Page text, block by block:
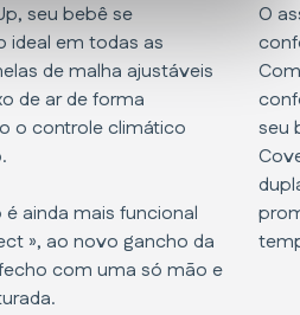
seu bebê se
ideal em todas as
de malha ajustáveis
de ar de forma
o controle climático
ainda mais funcional
», ao novo gancho da
com uma só mão e
O
seu